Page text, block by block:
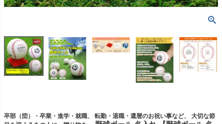
卒部（団）・卒業・進学・就職、 転勤・退職・還暦のお祝い事など、 大切な節